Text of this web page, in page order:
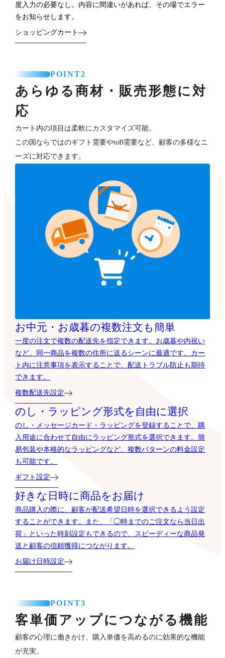
度入力の必要なし。内容に間違いがあれば、その場でエラー
をお知らせします。
ショッピングカート
POINT2
あらゆる商材・販売形態に対
応
カート内の項目は柔軟にカスタマイズ可能。
この国ならではのギフト需要やtoB需要など、顧客の多様なニ
ーズに対応できます。
お中元・お歳暮の複数注文も簡単
一度の注文で複数の配送先を指定できます。お歳暮や内祝い
など、同一商品を複数の住所に送るシーンに最適です。カー
ト内に注意事項を表示することで、配送トラブル防止も期待
できます。
複数配送先設定
のし・ラッピング形式を自由に選択
のし・メッセージカード・ラッピングを登録することで、購
入用途に合わせて自由にラッピング形式を選択できます。簡
易包装や本格的なラッピングなど、複数パターンの料金設定
も可能です。
ギフト設定
好きな日時に商品をお届け
商品購入の際に、顧客が配送希望日時を選択できるよう設定
することができます。また、「◯時までのご注文なら当日出
荷」といった時刻設定もできるので、スピーディーな商品発
送と顧客の信頼獲得につながります。
お届け日時設定
POINT3
客単価アップにつながる機能
顧客の心理に働きかけ、購入単価を高めるのに効果的な機能
が充実。